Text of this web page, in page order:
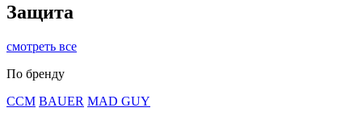
Защита
смотреть все
По бренду
CCM BAUER MAD GUY